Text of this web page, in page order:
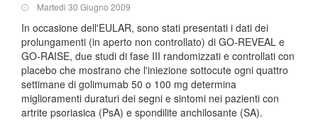
Martedi 30 Giugno 2009
In occasione dell'EULAR, sono stati presentati i dati dei
prolungamenti (in aperto non controllato) di GO-REVEAL e
GO-RAISE, due studi di fase III randomizzati e controllati con
placebo che mostrano che l'iniezione sottocute ogni quattro
settimane di golimumab 50 o 100 mg determina
miglioramenti duraturi dei segni e sintomi nei pazienti con
artrite psoriasica (PsA) e spondilite anchilosante (SA).